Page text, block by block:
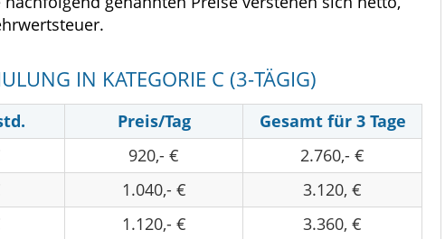
IN KATEGORIE C (3-TÄGIG)
Preis/Tag
Gesamt für 3 Tage
920,- €
2.760,- €
1.040,- €
3.120, €
1.120,- €
3.360, €